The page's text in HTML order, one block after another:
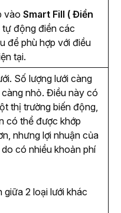
vào Smart Fill ( Điền
tự động điền các
để phù hợp với điều
tại.
Số lượng lưới càng
nhỏ. Điều này có
thị trường biến động,
có thể được khớp
nhưng lợi nhuận của
có nhiều khoản phí
2 loại lưới khác